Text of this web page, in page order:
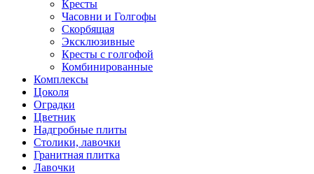
Кресты
Часовни и Голгофы
Скорбящая
Эксклюзивные
Кресты с голгофой
Комбинированные
Комплексы
Цоколя
Оградки
Цветник
Надгробные плиты
Столики, лавочки
Гранитная плитка
Лавочки